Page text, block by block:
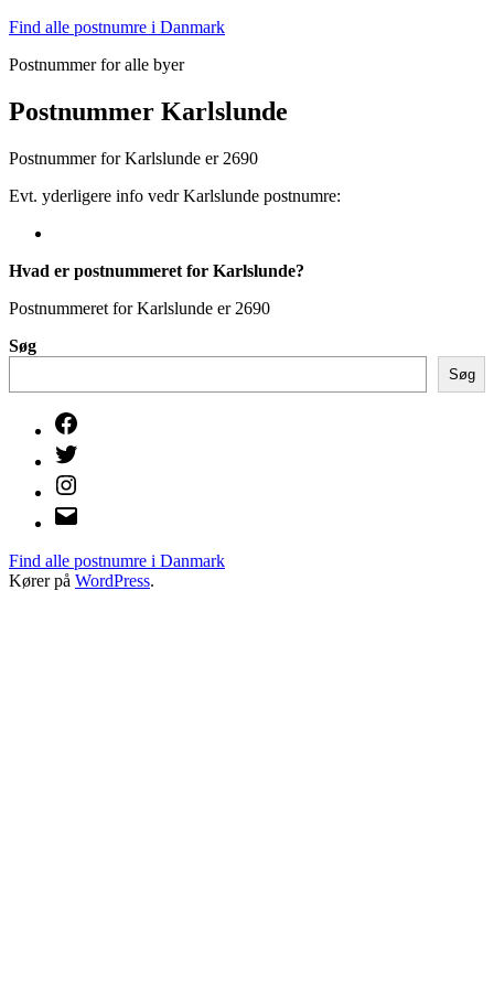
Fortsæt
indhold
Find alle postnumre i Danmark
Postnummer for alle byer
Postnummer Karlslunde
Postnummer for Karlslunde er 2690
Evt. yderligere info vedr Karlslunde postnumre:
Hvad er postnummeret for Karlslunde?
Postnummeret for Karlslunde er 2690
Søg
Søg
Find alle postnumre i Danmark
Kører på WordPress.